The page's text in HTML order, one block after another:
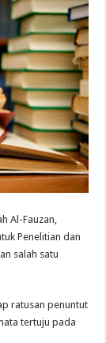
Al-Fauzan,
Penelitian dan
salah satu
ratusan penuntut
tertuju pada